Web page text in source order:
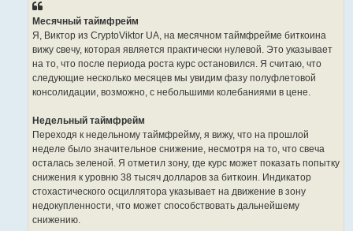
Месячный таймфрейм
Я, Виктор из CryptoViktor UA, на месячном таймфрейме биткоина
вижу свечу, которая является практически нулевой. Это указывает
на то, что после периода роста курс остановился. Я считаю, что
следующие несколько месяцев мы увидим фазу полуфлетовой
консолидации, возможно, с небольшими колебаниями в цене.
Недельный таймфрейм
Переходя к недельному таймфрейму, я вижу, что на прошлой
неделе было значительное снижение, несмотря на то, что свеча
осталась зеленой. Я отметил зону, где курс может показать попытку
снижения к уровню 38 тысяч долларов за биткоин. Индикатор
стохастического осциллятора указывает на движение в зону
недокупленности, что может способствовать дальнейшему
снижению.